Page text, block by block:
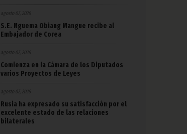
agosto 07, 2026
S.E. Nguema Obiang Mangue recibe al
Embajador de Corea
agosto 07, 2026
Comienza en la Cámara de los Diputados
varios Proyectos de Leyes
agosto 07, 2026
Rusia ha expresado su satisfacción por el
excelente estado de las relaciones
bilaterales